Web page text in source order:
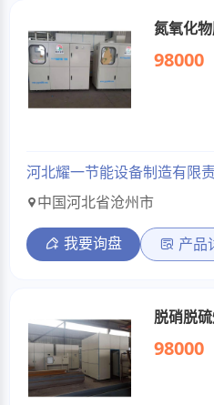
氮氧化
98000
河北耀一节能设备制造有限
中国河北省沧州市
我要询盘 产品
脱硝脱
98000